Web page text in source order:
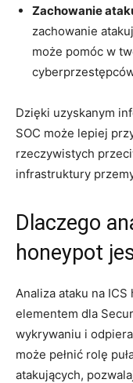
Zachowanie
zachowanie
może pomóc w
Dzięki uzyskanym
SOC może lepiej
rzeczywistych
infrastruktury
Dlaczego
honeypot
Analiza ataku ​na​
elementem dla
wykrywaniu i
może pełnić rolę
atakujących,